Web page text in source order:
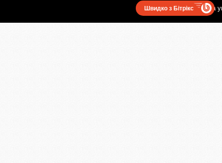
Користувацька
Швидко з Бітрікс